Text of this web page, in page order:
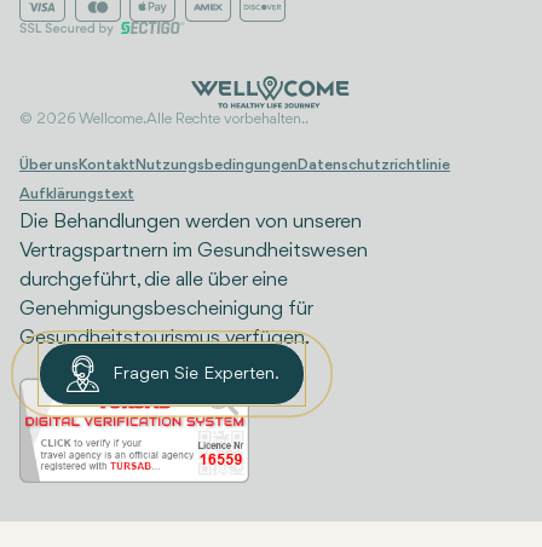
© 2026 Wellcome. Alle Rechte vorbehalten..
Über uns Kontakt Nutzungsbedingungen Datenschutzrichtlinie
Aufklärungstext
Die Behandlungen werden von unseren
Vertragspartnern im Gesundheitswesen
durchgeführt, die alle über eine
Genehmigungsbescheinigung für
Gesundheitstourismus verfügen.
Fragen Sie Experten.